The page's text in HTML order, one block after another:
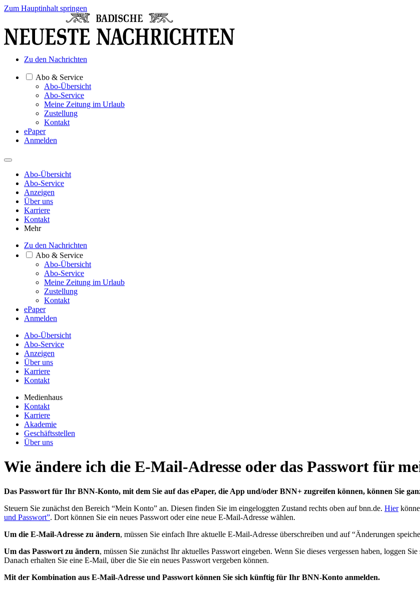
Zum Hauptinhalt springen
Zu den Nachrichten
Abo & Service
Abo-Übersicht
Abo-Service
Meine Zeitung im Urlaub
Zustellung
Kontakt
ePaper
Anmelden
Abo-Übersicht
Abo-Service
Anzeigen
Über uns
Karriere
Kontakt
Mehr
Zu den Nachrichten
Abo & Service
Abo-Übersicht
Abo-Service
Meine Zeitung im Urlaub
Zustellung
Kontakt
ePaper
Anmelden
Abo-Übersicht
Abo-Service
Anzeigen
Über uns
Karriere
Kontakt
Medienhaus
Kontakt
Karriere
Akademie
Geschäftsstellen
Über uns
Wie ändere ich die E-Mail-Adresse oder das Passwort für
Das Passwort für Ihr BNN-Konto, mit dem Sie auf das ePaper, die App und/oder BNN+ zugreifen können, können Sie
Steuern Sie zunächst den Bereich “Mein Konto” an. Diesen finden Sie im eingeloggten Zustand rechts oben auf bnn.de. Hier
und Passwort”. Dort können Sie ein neues Passwort oder eine neue E-Mail-Adresse wählen.
Um die E-Mail-Adresse zu ändern, müssen Sie einfach Ihre aktuelle E-Mail-Adresse überschreiben und auf “Änderungen
Um das Passwort zu ändern, müssen Sie zunächst Ihr aktuelles Passwort eingeben. Wenn Sie dieses vergessen haben, loggen
Danach erhalten Sie eine E-Mail, über die Sie ein neues Passwort vergeben können.
Mit der Kombination aus E-Mail-Adresse und Passwort können Sie sich künftig für Ihr BNN-Konto anmelden.